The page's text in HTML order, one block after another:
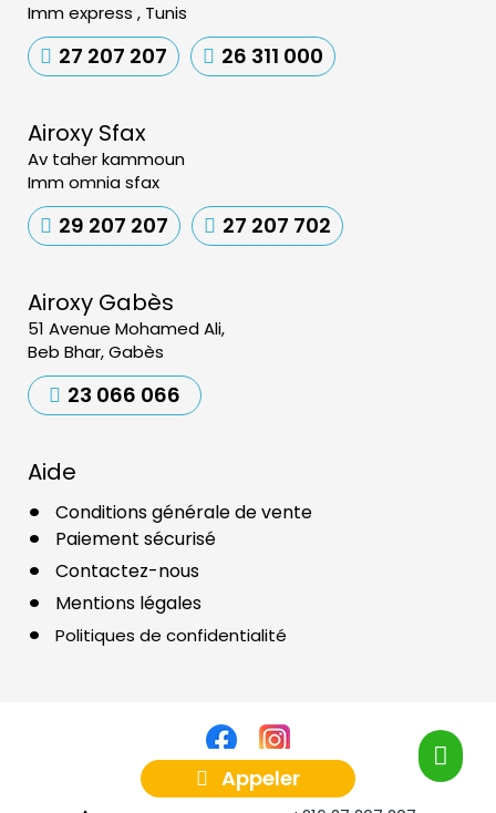
Imm express , Tunis
27 207 207 26 311 000
Airoxy Sfax
Av taher kammoun
Imm omnia sfax
29 207 207 27 207 702
Airoxy Gabès
51 Avenue Mohamed Ali,
Beb Bhar, Gabès
23 066 066
Aide
Conditions générale de vente
Paiement sécurisé
Contactez-nous
Mentions légales
Politiques de confidentialité
Appeler
Copyright ©2025 AiroxyRéalisé par
Agence Web